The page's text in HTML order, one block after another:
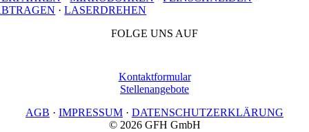
·LASERDREHEN
FOLGE UNS AUF
Kontaktformular
Stellenangebote
AGB · IMPRESSUM · DATENSCHUTZERKLÄRUNG
© 2026 GFH GmbH